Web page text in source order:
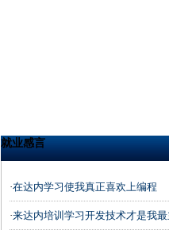
就业感言
·在达内学习使我真正喜欢上编程
·来达内培训学习开发技术才是我